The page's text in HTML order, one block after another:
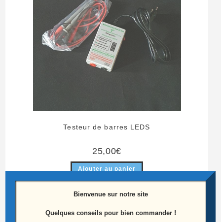
Testeur de barres LEDS
25,00€
Ajouter au panier
Bienvenue sur notre site
Quelques conseils pour bien commander !